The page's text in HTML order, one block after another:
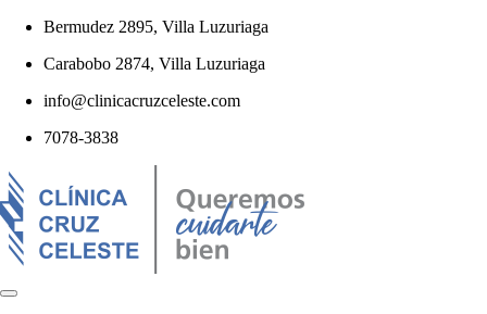
Bermudez 2895, Villa Luzuriaga
Carabobo 2874, Villa Luzuriaga
info@clinicacruzceleste.com
7078-3838